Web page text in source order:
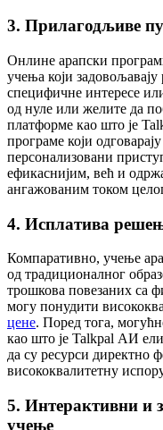
3. Прилагодљиве
Онлине арапски
учења који
специфичне интересе
од нуле или желите да
платформе као што је
програме који
персонализовани
ефикаснијим, већ и
ангажованим током
4. Исплатива
Компаративно, учење
од традиционалног
трошкова повезаних са
могу понудити
цене. Поред тога,
као што је Talkpal АИ
да су ресурси директно
висококвалитетну
5. Интерактивни и
учење